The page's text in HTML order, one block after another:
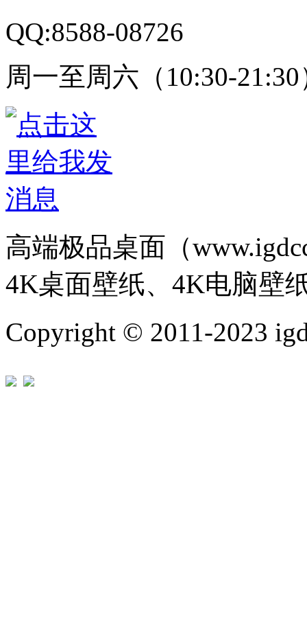
QQ:8588-08726
周一至周六（10:30-21:30
高端极品桌面（
4K桌面壁纸、4K电脑壁
Copyright © 2011-2023